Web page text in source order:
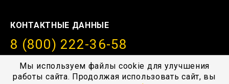
Мы используем файлы cookie для улучшения
работы сайта. Продолжая использовать сайт, вы
КОНТАКТНЫЕ ДАННЫЕ
8 (800) 222-36-58
info@amurstroy.su
© 2004—2026, ГК “АмурСтройТехника”, г. Хабаровск,